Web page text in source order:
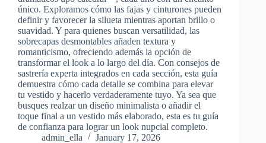
único. Exploramos cómo las fajas y cinturones pueden
definir y favorecer la silueta mientras aportan brillo o
suavidad. Y para quienes buscan versatilidad, las
sobrecapas desmontables añaden textura y
romanticismo, ofreciendo además la opción de
transformar el look a lo largo del día. Con consejos de
sastrería experta integrados en cada sección, esta guía
demuestra cómo cada detalle se combina para elevar
tu vestido y hacerlo verdaderamente tuyo. Ya sea que
busques realzar un diseño minimalista o añadir el
toque final a un vestido más elaborado, esta es tu guía
de confianza para lograr un look nupcial completo.
admin_ella
January 17, 2026